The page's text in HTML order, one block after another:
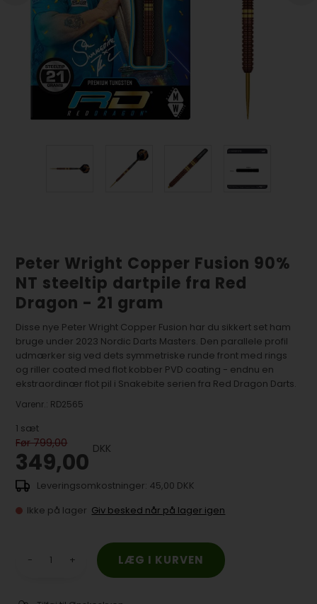
Peter Wright Copper Fusion 90%
NT steeltip dartpile fra Red
Dragon - 21 gram
Disse nye Peter Wright Copper Fusion har du sikkert set ham
bruge under 2023 Nordic Darts Masters. Den parallele profil
udmærker sig ved dets symmetriske runde front med rings
og riller coated med flot kobber PVD coating - endnu en
ekstraordinær flot pil i Snakebite serien fra Red Dragon Darts.
Varenr.: RD2565
1 sæt
Før 799,00
349,00 DKK
45,00 DKK
Ikke på lager Giv besked når på lager igen
- +